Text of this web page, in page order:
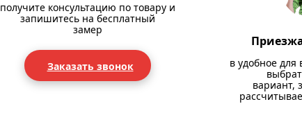
получите консультацию по товару и
запишитесь на бесплатный
замер
Заказать звонок
в удобное для
вариант,